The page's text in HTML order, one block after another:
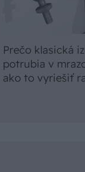
Prečo klasická
potrubia v
ako to vyriešiť